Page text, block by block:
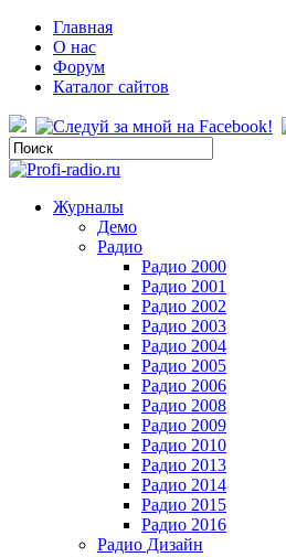
Главная
О нас
Форум
Каталог сайтов
Журналы
Демо
Радио
Радио 2000
Радио 2001
Радио 2002
Радио 2003
Радио 2004
Радио 2005
Радио 2006
Радио 2008
Радио 2009
Радио 2010
Радио 2013
Радио 2014
Радио 2015
Радио 2016
Радио Дизайн